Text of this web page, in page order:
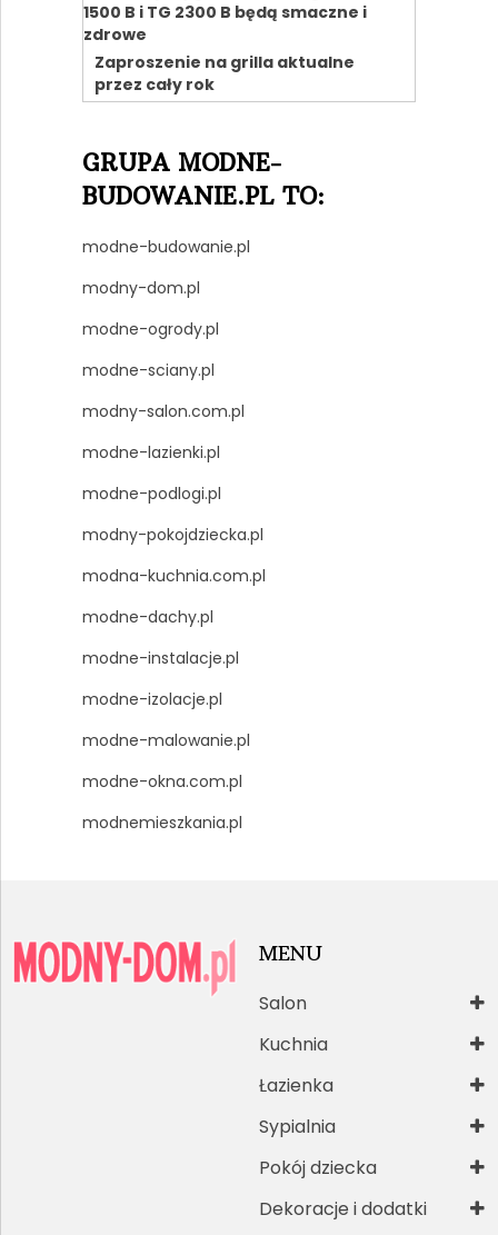
Zaproszenie na grilla aktualne
przez cały rok
GRUPA MODNE-
BUDOWANIE.PL TO:
modne-budowanie.pl
modny-dom.pl
modne-ogrody.pl
modne-sciany.pl
modny-salon.com.pl
modne-lazienki.pl
modne-podlogi.pl
modny-pokojdziecka.pl
modna-kuchnia.com.pl
modne-dachy.pl
modne-instalacje.pl
modne-izolacje.pl
modne-malowanie.pl
modne-okna.com.pl
modnemieszkania.pl
MENU
Salon
Kuchnia
Łazienka
Sypialnia
Pokój dziecka
Dekoracje i dodatki